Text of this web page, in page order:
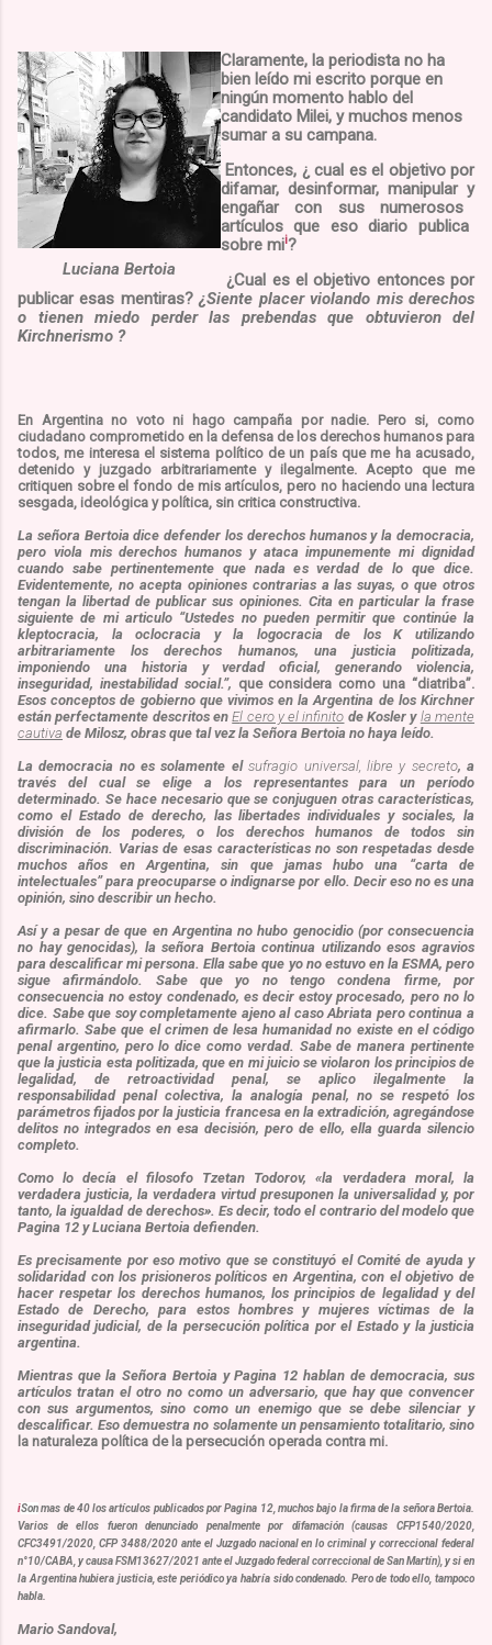
Luciana Bertoia
Claramente, la periodista no ha
bien leído mi escrito porque en
ningún momento hablo del
candidato Milei, y muchos menos
sumar a su campana.
Entonces, ¿ cual es el objetivopor
difamar, desinformar, manipular y
engañar con sus numerosos
artículos que eso diario publica
sobre mii?
¿Cual es el objetivo entoncespor
publicar esas mentiras?¿Siente placer violando mis derechos
o tienen miedo perder las prebendas que obtuvieron del
Kirchnerismo ?
En Argentina no voto ni hagocampaña por nadie. Pero si, como
ciudadano comprometido en la defensa de los derechos humanos para
todos, me interesa el sistema político de un país que me ha acusado,
detenido y juzgado arbitrariamente y ilegalmente. Acepto que me
critiquen sobreel fondo de mis artículos, pero no haciendouna lectura
sesgada, ideológica y política, sin critica constructiva.
La señora Bertoia dice defender los derechos humanos y la democracia,
pero viola mis derechos humanos y ataca impunemente mi dignidad
cuando sabe pertinentemente que nada es verdaddelo que dice.
Evidentemente, no acepta opiniones contrarias a las suyas, o que otros
tengan la libertad de publicar sus opiniones. Cita en particular la frase
siguiente de mi articulo “Ustedes no pueden permitir que continúe la
kleptocracia, la oclocracia y la logocracia de los K utilizando
arbitrariamente los derechos humanos, una justicia politizada,
imponiendo una historia y verdad oficial, generando violencia,
inseguridad, inestabilidad social.”, que considera como una “diatriba”.
Esos conceptos de gobierno que vivimos en la Argentina de los Kirchner
estánperfectamente descritosenEl cero y el infinito deKosler y la mente
cautiva de Milosz, obras que tal vezla Señora Bertoia no haya leído.
La democracia no es solamente elsufragio universal, libre y secreto, a
través del cual se elige a los representantes para un período
determinado. Se hace necesario que se conjuguen otras características,
como el Estado de derecho, las libertades individuales y sociales, la
división de los poderes, o los derechos humanos de todos sin
discriminación. Varias de esas características no son respetadas desde
muchos años en Argentina, sin que jamas hubo una “carta de
intelectuales” para preocuparse o indignarse por ello. Decir eso no es una
opinión, sino describir un hecho.
Así ya pesar deque en Argentina no hubo genocidio (por consecuencia
no hay genocidas), la señora Bertoia continua utilizando esos agravios
para descalificarmipersona. Ella sabe que yo no estuvo en la ESMA, pero
sigue afirmándolo. Sabe que yo no tengo condena firme, por
consecuencia no estoy condenado, es decir estoy procesado, pero no lo
dice. Sabe que soy completamente ajeno al caso Abriata pero continua a
afirmarlo. Sabe que el crimen de lesa humanidad no existe en el código
penal argentino, pero lo dice como verdad. Sabe de manera pertinente
que la justicia esta politizada, queen mi juicio se violaron los principios de
legalidad, de retroactividad penal, se aplico ilegalmente la
responsabilidad penal colectiva, la analogía penal, no se respetólos
parámetros fijados por la justicia francesa en la extradición, agregándose
delitos no integrados en esa decisión, pero de ello, ella guarda silencio
completo.
Como lo decía el filosofo Tzetan Todorov, «la verdadera moral, la
verdadera justicia, la verdadera virtud presuponen la universalidad y, por
tanto, la igualdad de derechos». Es decir, todo el contrario del modelo que
Pagina 12 y Luciana Bertoia defienden.
Es precisamente por eso motivo que se constituyó el Comité de ayuda y
solidaridad con los prisioneros políticos en Argentina, con el objetivo de
hacer respetar los derechos humanos, los principios de legalidad y del
Estado de Derecho, para estos hombres y mujeres víctimas de la
inseguridad judicial, de la persecución política por el Estado y la justicia
argentina.
Mientras que la Señora Bertoia y Pagina 12 hablan de democracia, sus
artículos tratan el otro no como un adversario, que hay que convencer
con sus argumentos, sino como un enemigo que se debe silenciar y
descalificar. Eso demuestra no solamente un pensamiento totalitario, sino
la naturaleza política de la persecución operada contra mi.
iSonmas de 40 los artículos publicados por Pagina 12, muchos bajo la firma de la señora Bertoia.
Varios de ellos fueron denunciado penalmente por difamación (causas CFP1540/2020,
CFC3491/2020, CFP 3488/2020 ante el Juzgado nacional en lo criminal y correccional federal
n°10/CABA, y causa FSM13627/2021 ante el Juzgado federal correccional de San Martín), y si en
la Argentina hubiera justicia, este periódico ya habría sido condenado. Pero de todo ello, tampoco
habla.
Mario Sandoval,